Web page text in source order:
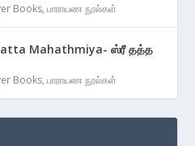
Books,பாராயண நூல்கள்
Mahathmiya- ஸ்ரீ தத்த
Books,பாராயண நூல்கள்